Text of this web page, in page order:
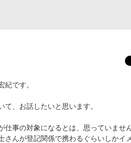
紀です。
、お話したいと思います。
事の対象になるとは、思っていませ
さんが登記関係で携わるぐらいしかイ